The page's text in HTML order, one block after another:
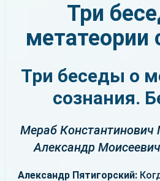
Три
метатеории
Три беседы о
сознания.
Мераб
Александр
Александр Пятигорский: